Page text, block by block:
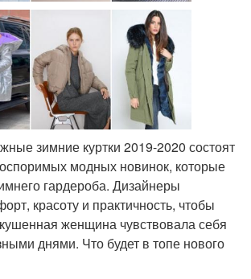
зимние куртки 2019-2020 состоят
модных новинок, которые
гардероба. Дизайнеры
красоту и практичность, чтобы
женщина чувствовала себя
днями. Что будет в топе нового